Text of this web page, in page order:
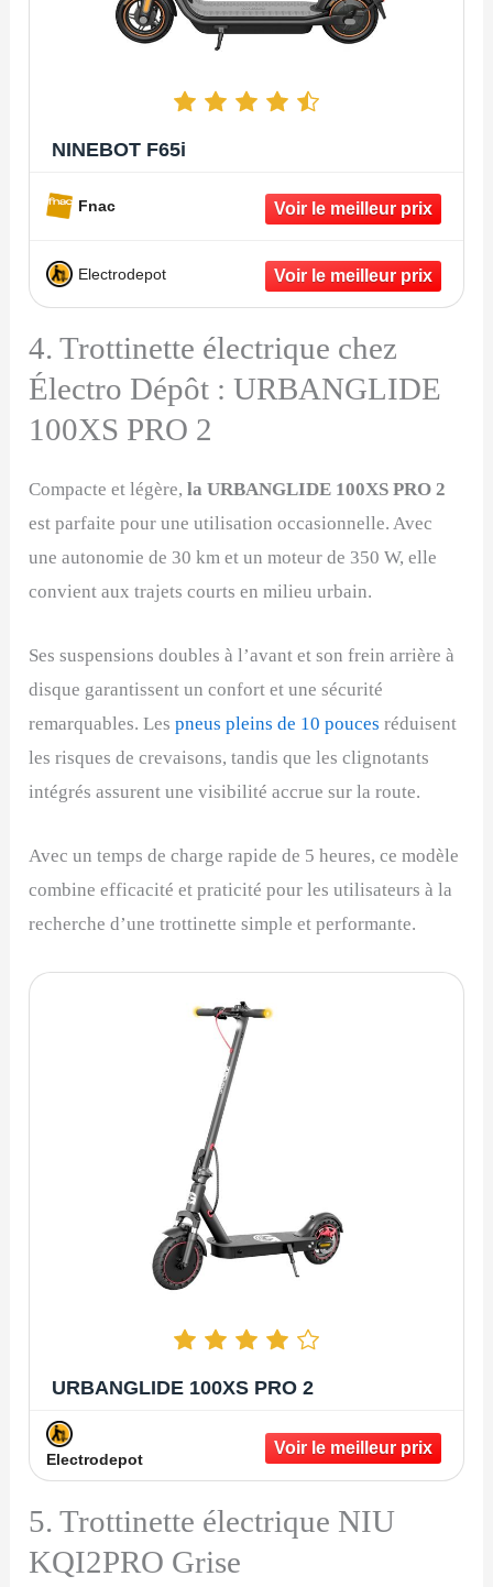
NINEBOT F65i
Fnac
Electrodepot
4. Trottinette électrique chez
Électro Dépôt : URBANGLIDE
100XS PRO 2
Compacte et légère,la URBANGLIDE 100XS PRO 2
est parfaite pour une utilisation occasionnelle. Avec
une autonomie de 30 km et un moteur de 350 W, elle
convient aux trajets courts en milieu urbain.
Ses suspensions doubles à l’avant et son frein arrière à
disque garantissent un confort et une sécurité
remarquables. Lespneus pleins de 10 pouces réduisent
les risques de crevaisons, tandis que les clignotants
intégrés assurent une visibilité accrue sur la route.
Avec un temps de charge rapide de 5 heures, ce modèle
combine efficacité et praticité pour les utilisateurs à la
recherche d’une trottinette simple et performante.
URBANGLIDE 100XS PRO 2
Electrodepot
5. Trottinette électrique NIU
KQI2PRO Grise